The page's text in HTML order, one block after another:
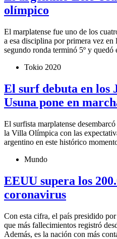
olímpico
El marplatense fue uno de los
a esa disciplina por primera vez en
segundo ronda terminó 5º y quedó
Tokio 2020
El surf debuta en los
Usuna pone en
El surfista marplatense
la Villa Olímpica con las
argentino en este histórico
Mundo
EEUU supera los
coronavirus
Con esta cifra, el país presidido
que más fallecimientos registró
Además, es la nación con más